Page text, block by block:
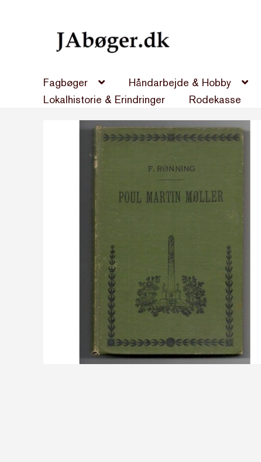
Spring
Spring
Fagbøger Håndarbejde & Hobby
Lokalhistorie & Erindringer
Rodekasse